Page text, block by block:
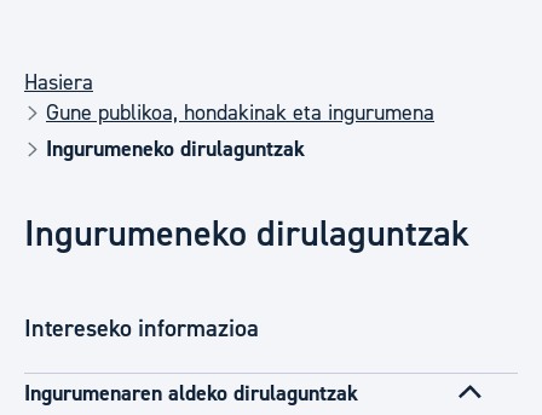
Hasiera
Gune publikoa, hondakinak eta ingurumena
Ingurumeneko dirulaguntzak
Ingurumeneko dirulaguntzak
Intereseko informazioa
Ingurumenaren aldeko dirulaguntzak